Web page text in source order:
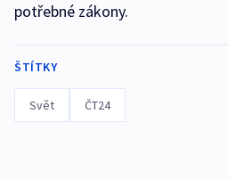
potřebné zákony.
ŠTÍTKY
Svět ČT24